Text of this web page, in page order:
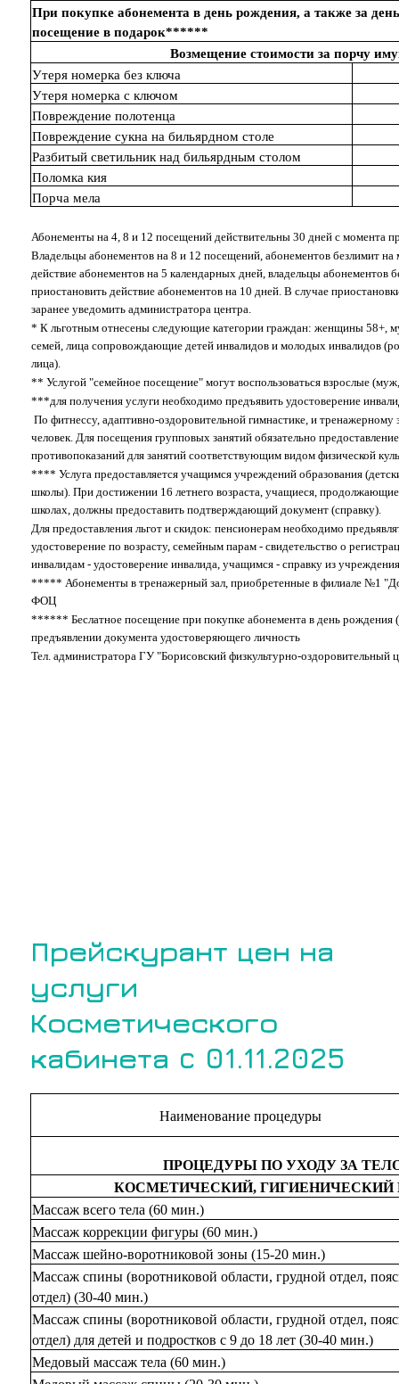
При покупке абонемента в день рождения, а также за
посещение в подарок******
Возмещение стоимости за порчу
Утеря номерка без ключа
Утеря номерка с ключом
Повреждение полотенца
Повреждение сукна на бильярдном столе
Разбитый светильник над бильярдным столом
Поломка кия
Порча мела
Абонементы на 4, 8 и 12 посещений действительны 30 дней с момента
Владельцы абонементов на 8 и 12 посещений, абонементов безлимит
действие абонементов на 5 календарных дней, владельцы абонементов
приостановить действие абонементов на 10 дней. В случае
заранее уведомить администратора центра.
* К льготным отнесены следующие категории граждан: женщины 58+,
семей, лица сопровождающие детей инвалидов и молодых инвалидов
лица).
** Услугой "семейное посещение" могут воспользоваться взрослые
***для получения услуги необходимо предъявить удостоверение
По фитнессу, адаптивно-оздоровительной гимнастике, и
человек. Для посещения групповых занятий обязательно
противопоказаний для занятий соответствующим видом физической
**** Услуга предоставляется учащимся учреждений образования
школы). При достижении 16 летнего возраста, учащиеся,
школах, должны предоставить подтверждающий документ (справку).
Для предоставления льгот и скидок: пенсионерам необходимо
удостоверение по возрасту, семейным парам - свидетельство о
инвалидам - удостоверение инвалида, учащимся - справку из
***** Абонементы в тренажерный зал, приобретенные в филиале №1
ФОЦ
****** Беслатное посещение при покупке абонемента в день рождения
предъявлении документа удостоверяющего личность
Тел. администратора ГУ "Борисовский физкультурно-
Прейскурант цен на
услуги
Косметического
кабинета c 01.11.2025
Наименование процедуры
ПРОЦЕДУРЫ ПО УХОДУ ЗА
КОСМЕТИЧЕСКИЙ,
Массаж всего тела (60 мин.)
Массаж коррекции фигуры (60 мин.)
Массаж шейно-воротниковой зоны (15-20 мин.)
Массаж спины (воротниковой области, грудной отдел,
отдел) (30-40 мин.)
Массаж спины (воротниковой области, грудной отдел,
отдел) для детей и подростков с 9 до 18 лет (30-40 мин.)
Медовый массаж тела (60 мин.)